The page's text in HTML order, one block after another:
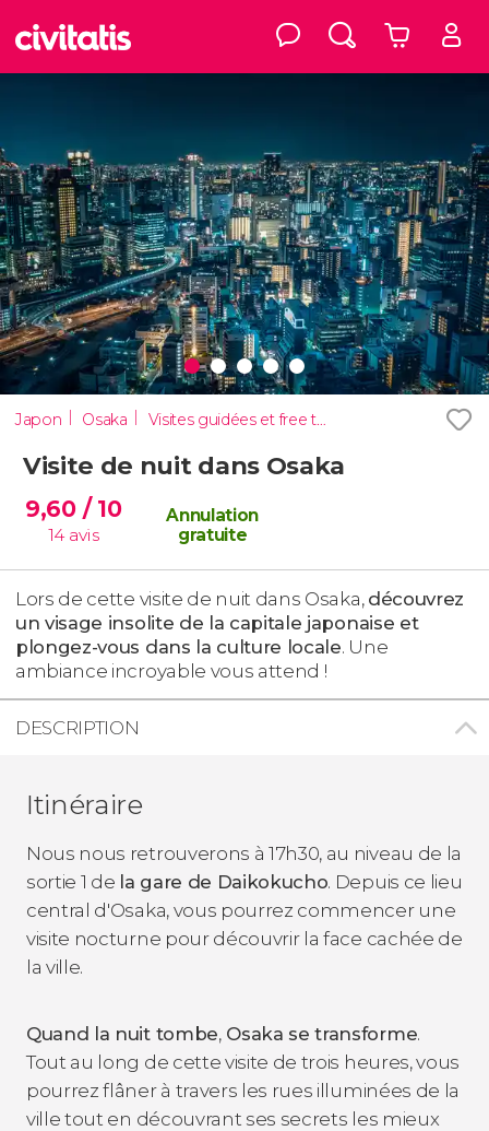
Japon Osaka Visites guidées et free tours
Visite de nuit dans Osaka
9,60 / 10
14 avis
Annulation
gratuite
Lors de cette visite de nuit dans Osaka, découvrez
un visage insolite de la capitale japonaise et
plongez-vous dans la culture locale. Une
ambiance incroyable vous attend !
DESCRIPTION
Itinéraire
Nous nous retrouverons à 17h30, au niveau de la
sortie 1 de la gare de Daikokucho. Depuis ce lieu
central d'Osaka, vous pourrez commencer une
visite nocturne pour découvrir la face cachée de
la ville.
Quand la nuit tombe,Osaka se transforme.
Tout au long de cette visite de trois heures, vous
pourrez flâner à travers les rues illuminées de la
ville tout en découvrant ses secrets les mieux